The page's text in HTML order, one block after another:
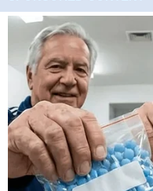
zimu a
největší
s kapry je v
vodou,
zanášením
Tření
Kapři jsou